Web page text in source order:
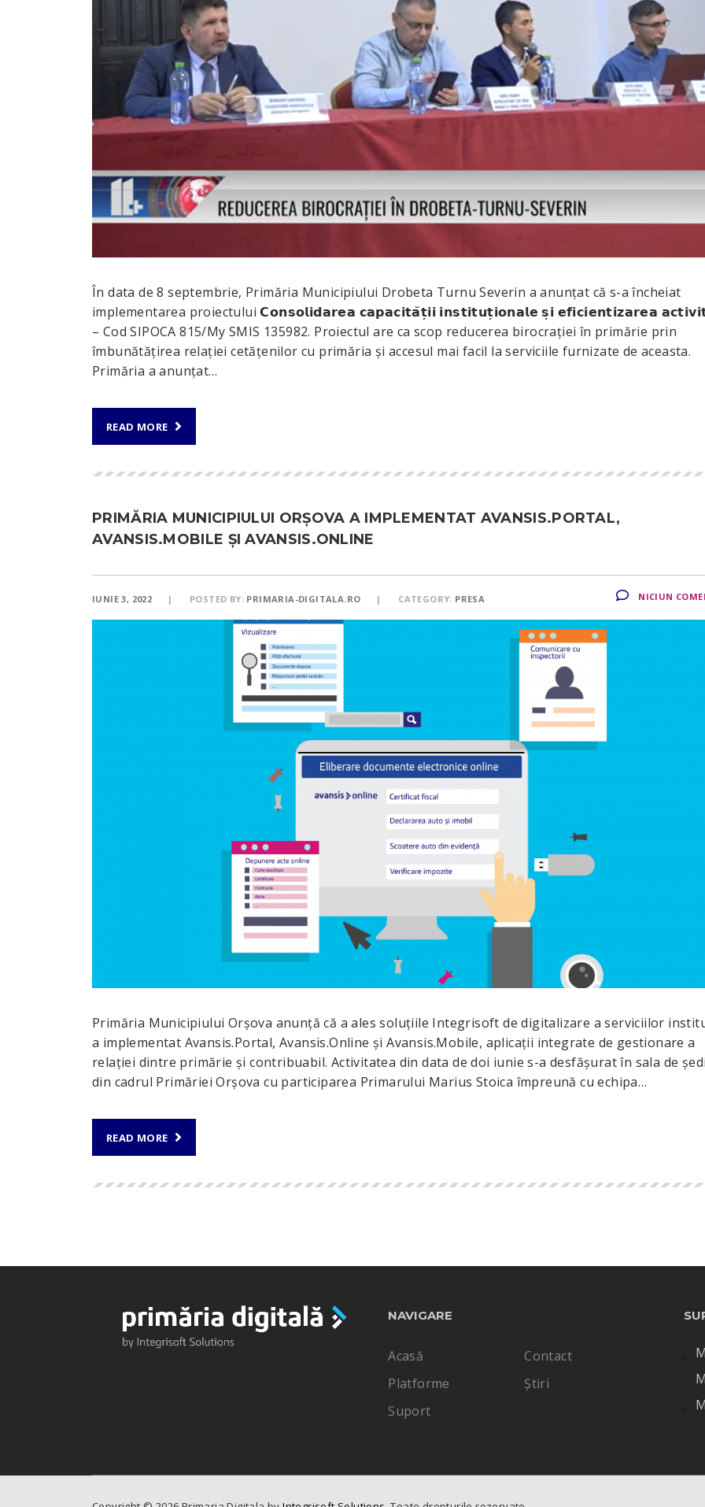
În data de 8 septembrie, Primăria Municipiului Drobeta Turnu Severin a anunțat că s-a încheiat
implementarea proiectului 𝗖𝗼𝗻𝘀𝗼𝗹𝗶𝗱𝗮𝗿𝗲𝗮 𝗰𝗮𝗽𝗮𝗰𝗶𝘁𝗮̆𝘁̦𝗶𝗶 𝗶𝗻𝘀𝘁𝗶𝘁𝘂𝘁̦𝗶𝗼𝗻𝗮𝗹𝗲 𝘀̦𝗶 𝗲𝗳𝗶𝗰𝗶𝗲𝗻𝘁𝗶𝘇𝗮𝗿𝗲𝗮
– Cod SIPOCA 815/My SMIS 135982. Proiectul are ca scop reducerea birocrației în primărie prin
îmbunătățirea relației cetățenilor cu primăria și accesul mai facil la serviciile furnizate de aceasta.
Primăria a anunțat…
READ MORE
PRIMĂRIA MUNICIPIULUI ORȘOVA A IMPLEMENTAT AVANSIS.PORTAL,
AVANSIS.MOBILE ȘI AVANSIS.ONLINE
IUNIE 3, 2022 POSTED BY: PRIMARIA-DIGITALA.RO CATEGORY: PRESA NICIUN
Primăria Municipiului Orșova anunță că a ales soluțiile Integrisoft de digitalizare a serviciilor
a implementat Avansis.Portal, Avansis.Online și Avansis.Mobile, aplicații integrate de gestionare a
relației dintre primărie și contribuabil. Activitatea din data de doi iunie s-a desfășurat în sala de
din cadrul Primăriei Orșova cu participarea Primarului Marius Stoica împreună cu echipa…
READ MORE
NAVIGARE
Acasă
Contact
Platforme
Știri
Suport